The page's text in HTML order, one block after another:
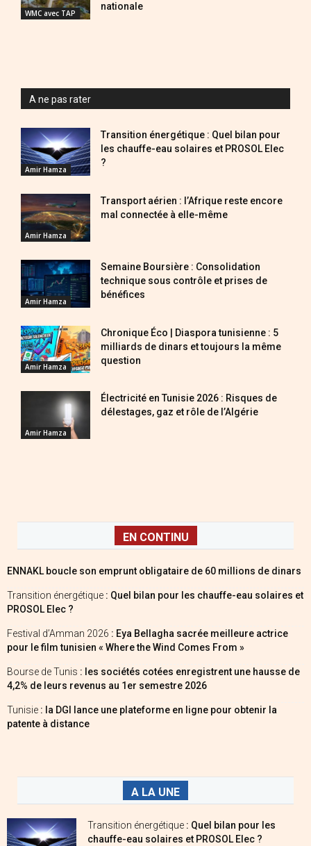
WMC avec TAP
nationale
A ne pas rater
Amir Hamza
Transition énergétique : Quel bilan pour
les chauffe-eau solaires et PROSOL Elec
?
Amir Hamza
Transport aérien : l’Afrique reste encore
mal connectée à elle-même
Amir Hamza
Semaine Boursière : Consolidation
technique sous contrôle et prises de
bénéfices
Amir Hamza
Chronique Éco | Diaspora tunisienne : 5
milliards de dinars et toujours la même
question
Amir Hamza
Électricité en Tunisie 2026 : Risques de
délestages, gaz et rôle de l’Algérie
EN CONTINU
ENNAKL boucle son emprunt obligataire de 60 millions de dinars
Transition énergétique : Quel bilan pour les chauffe-eau solaires et
PROSOL Elec ?
Festival d’Amman 2026 : Eya Bellagha sacrée meilleure actrice
pour le film tunisien « Where the Wind Comes From »
Bourse de Tunis : les sociétés cotées enregistrent une hausse de
4,2% de leurs revenus au 1er semestre 2026
Tunisie : la DGI lance une plateforme en ligne pour obtenir la
patente à distance
A LA UNE
Transition énergétique : Quel bilan pour les
chauffe-eau solaires et PROSOL Elec ?